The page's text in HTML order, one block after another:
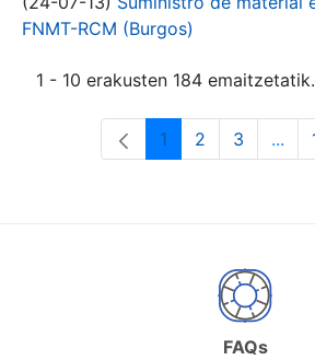
FNMT-RCM (Burgos)
1 - 10 erakusten 184 emaitzetatik.
Orrialdea
1 Orrialdea
2 3 ...
FAQs